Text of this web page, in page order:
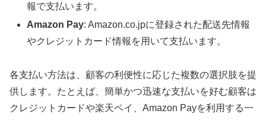
報で支払います。
Amazon Pay: Amazon.co.jpに登録された配送先情報
やクレジットカード情報を用いて支払います。
各支払い方法は、顧客の利便性に応じた複数の選択肢を提
供します。たとえば、簡単かつ迅速な支払いを好む顧客は
クレジットカードや楽天ペイ、Amazon Payを利用する一